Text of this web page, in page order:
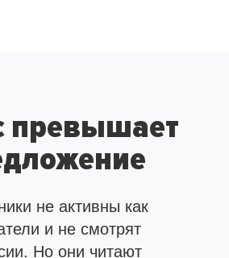
превышает
не активны как
и не смотрят
Но они читают